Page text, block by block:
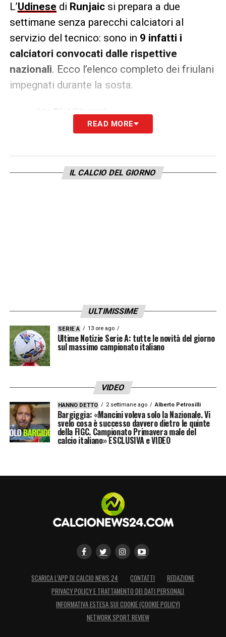
L’Udinese di Runjaicsi prepara a due
settimane senza parecchi calciatori al
servizio del tecnico: sono in 9 infatti i
calciatori convocati dalle rispettive
nazionali. Ecco l’elenco completo dei friulani
impegnati durante la sosta.
(Slovenia)
MadukaOkoye(Nigeria)
READ MORE
IL CALCIO DEL GIORNO
ULTIMISSIME
SERIE A 13 ore ago
Ultime Notizie Serie A: tutte le novità del giorno
sul massimo campionato italiano
VIDEO
HANNO DETTO 2 settimane ago Alberto Petrosilli
Bargiggia: «Mancini voleva solo la Nazionale. Vi
svelo cosa è successo davvero dietro le quinte
della FIGC. Campionato Primavera male del
calcio italiano» ESCLUSIVA e VIDEO
SCARICA L’APP DI CALCIO NEWS 24 CONTATTI
REDAZIONE
PRIVACY POLICY E TRATTAMENTO DEI DATI PERSONALI
INFORMATIVA ESTESA SUI COOKIE (COOKIE POLICY)
NETWORK SPORT REVIEW